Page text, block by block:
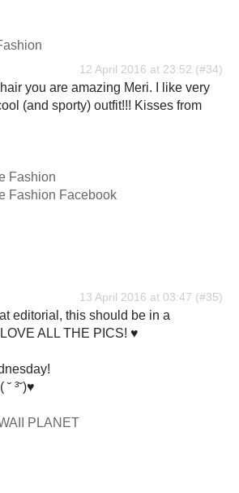
12 April 2016 at 23:52
you are amazing Meri. I like very
(and sporty) outfit!!! Kisses from
Fashion
Fashion Facebook
13 April 2016 at 03:47
editorial, this should be in a
ALL THE PICS! ♥
³˘)♥
PLANET